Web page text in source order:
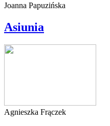
Joanna Papuzińska
Asiunia
Agnieszka Frączek